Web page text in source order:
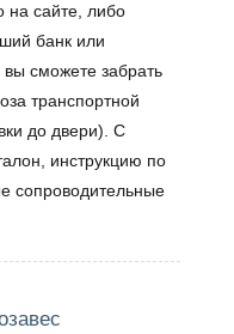
на сайте, либо
банк или
сможете забрать
транспортной
до двери). С
инструкцию по
сопроводительные